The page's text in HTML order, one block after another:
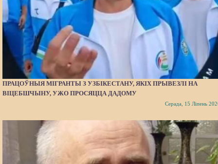
ПРАЦОЎНЫЯ МІГРАНТЫ З УЗБІКЕСТАНУ, ЯКІХ ПРЫВЕЗЛІ НА
ВІЦЕБШЧЫНУ, УЖО ПРОСЯЦЦА ДАДОМУ
Серада, 15 Ліпень